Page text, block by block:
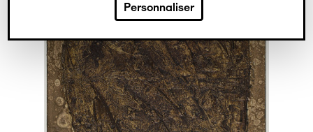
Personnaliser